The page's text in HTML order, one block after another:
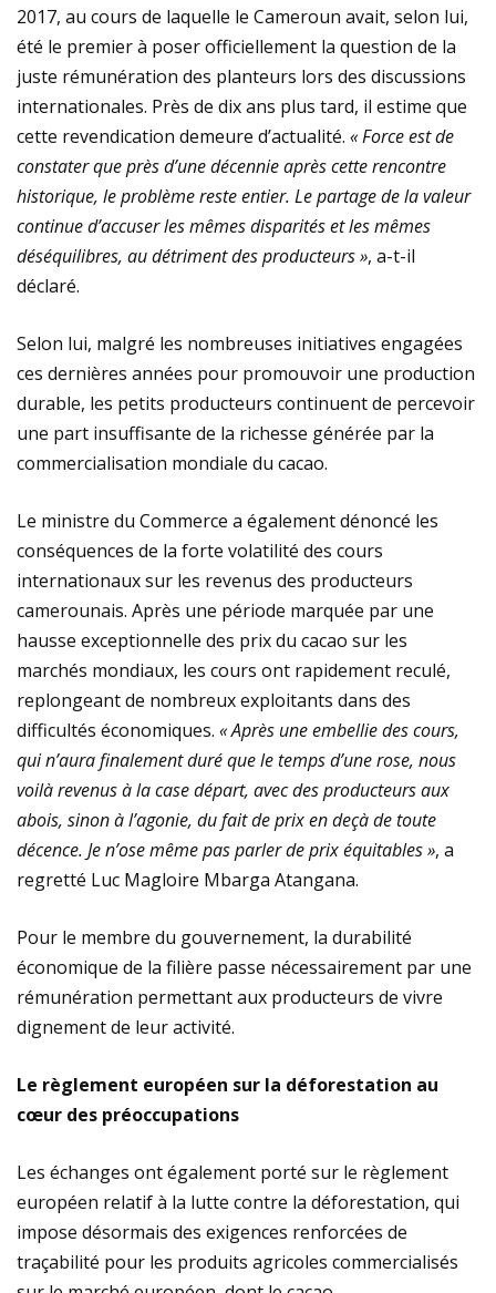
2017, au cours de laquelle le Cameroun avait, selon lui,
été le premier à poser officiellement la question de la
juste rémunération des planteurs lors des discussions
internationales. Près de dix ans plus tard, il estime que
cette revendication demeure d’actualité. « Force est de
constater que près d’une décennie après cette rencontre
historique, le problème reste entier. Le partage de la valeur
continue d’accuser les mêmes disparités et les mêmes
déséquilibres, au détriment des producteurs », a-t-il
déclaré.
Selon lui, malgré les nombreuses initiatives engagées
ces dernières années pour promouvoir une production
durable, les petits producteurs continuent de percevoir
une part insuffisante de la richesse générée par la
commercialisation mondiale du cacao.
Le ministre du Commerce a également dénoncé les
conséquences de la forte volatilité des cours
internationaux sur les revenus des producteurs
camerounais. Après une période marquée par une
hausse exceptionnelle des prix du cacao sur les
marchés mondiaux, les cours ont rapidement reculé,
replongeant de nombreux exploitants dans des
difficultés économiques. « Après une embellie des cours,
qui n’aura finalement duré que le temps d’une rose, nous
voilà revenus à la case départ, avec des producteurs aux
abois, sinon à l’agonie, du fait de prix en deçà de toute
décence. Je n’ose même pas parler de prix équitables », a
regretté Luc Magloire Mbarga Atangana.
Pour le membre du gouvernement, la durabilité
économique de la filière passe nécessairement par une
rémunération permettant aux producteurs de vivre
dignement de leur activité.
Le règlement européen sur la déforestation au
cœur des préoccupations
Les échanges ont également porté sur le règlement
européen relatif à la lutte contre la déforestation, qui
impose désormais des exigences renforcées de
traçabilité pour les produits agricoles commercialisés